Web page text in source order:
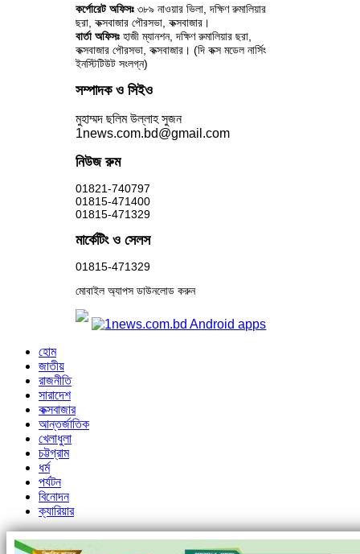
কর্পোরেট অফিসঃ ৩৮৯ নাওয়ার ভিলা, দক্ষিণ রুমালিয়ার
ছরা, কক্সবাজার পৌরসভা, কক্সবাজার।
বার্তা অফিসঃহাজী ম্যানশন, দক্ষিণ রুমালিয়ার ছরা,
কক্সবাজার পৌরসভা, কক্সবাজার। (দি কক্স মডেল নার্সিং
ইনস্টিটিউট সংলগ্ন)
সম্পাদক ও সিইও
মুহাম্মদ ছলিম উল্লাহ সুজন
1news.com.bd@gmail.com
নিউজ রুম
01821-740797
01815-471400
01815-471329
মার্কেটিং ও সেলস
01815-471329
মোবাইল অ্যাপস ডাউনলোড করুন
হোম
জাতীয়
রাজনীতি
সারাদেশ
কক্সবাজার
আন্তর্জাতিক
খেলাধুলা
চট্টগ্রাম
ধর্ম
পর্যটন
বিনোদন
ক্যারিয়ার